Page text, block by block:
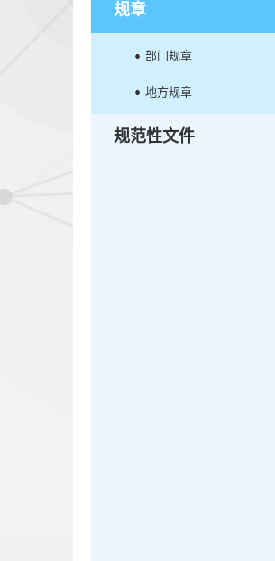
规章
部门规章
地方规章
规范性文件